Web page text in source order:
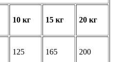
10 кг 15 кг 20 кг
125 165 200